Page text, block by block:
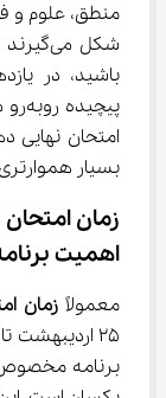
منطق، علوم و
شکل
باشید، در
بسیار
اهمیت
معمولاً زمان